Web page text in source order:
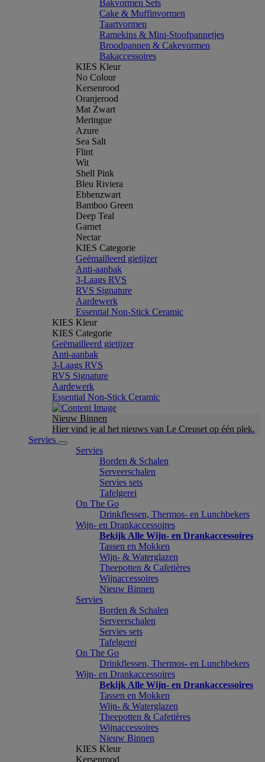
Bakvormen Sets
Cake & Muffinvormen
Taartvormen
Ramekins & Mini-Stoofpannetjes
Broodpannen & Cakevormen
Bakaccessoires
KIES Kleur
No Colour
Kersenrood
Oranjerood
Mat Zwart
Meringue
Azure
Sea Salt
Flint
Wit
Shell Pink
Bleu Riviera
Ebbenzwart
Bamboo Green
Deep Teal
Garnet
Nectar
KIES Categorie
Geëmailleerd gietijzer
Anti-aanbak
3-Laags RVS
RVS Signature
Aardewerk
Essential Non-Stick Ceramic
KIES Kleur
KIES Categorie
Geëmailleerd gietijzer
Anti-aanbak
3-Laags RVS
RVS Signature
Aardewerk
Essential Non-Stick Ceramic
Nieuw Binnen
Hier vind je al het nieuws van Le Creuset op één plek.
Servies
Servies
Borden & Schalen
Serveerschalen
Servies sets
Tafelgerei
On The Go
Drinkflessen, Thermos- en Lunchbekers
Wijn- en Drankaccessoires
Bekijk Alle Wijn- en Drankaccessoires
Tassen en Mokken
Wijn- & Waterglazen
Theepotten & Cafetières
Wijnaccessoires
Nieuw Binnen
Servies
Borden & Schalen
Serveerschalen
Servies sets
Tafelgerei
On The Go
Drinkflessen, Thermos- en Lunchbekers
Wijn- en Drankaccessoires
Bekijk Alle Wijn- en Drankaccessoires
Tassen en Mokken
Wijn- & Waterglazen
Theepotten & Cafetières
Wijnaccessoires
Nieuw Binnen
KIES Kleur
Kersenrood